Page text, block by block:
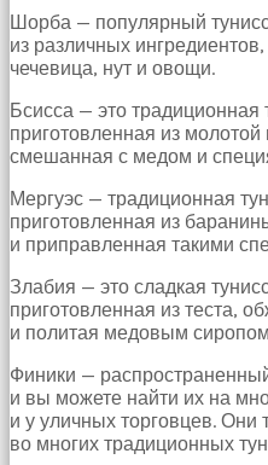
Шорба — популярный
из различных
чечевица, нут и овощи.
Бсисса — это традиционная
приготовленная из
смешанная с медом и
Мергуэс — традиционная
приготовленная из
и приправленная такими
Злабия — это сладкая
приготовленная из теста,
и политая медовым
Финики —
и вы можете найти их на
и у уличных торговцев. Они
во многих традиционных